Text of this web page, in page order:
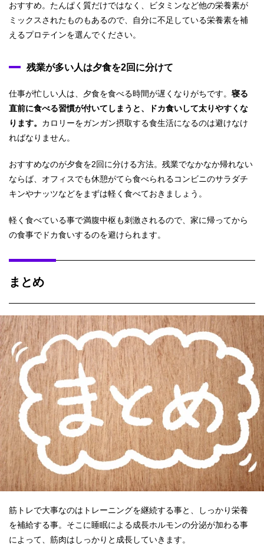
おすすめ。たんぱく質だけではなく、ビタミンなど他の栄養素が
ミックスされたものもあるので、自分に不足している栄養素を補
えるプロテインを選んでください。
残業が多い人は夕食を2回に分けて
仕事が忙しい人は、夕食を食べる時間が遅くなりがちです。 寝る
直前に食べる習慣が付いてしまうと、ドカ食いして太りやすくな
ります。 カロリーをガンガン摂取する食生活になるのは避けなけ
ればなりません。
おすすめなのが夕食を2回に分ける方法。残業でなかなか帰れない
ならば、オフィスでも休憩がてら食べられるコンビニのサラダチ
キンやナッツなどをまずは軽く食べておきましょう。
軽く食べている事で満腹中枢も刺激されるので、家に帰ってから
の食事でドカ食いするのを避けられます。
まとめ
筋トレで大事なのはトレーニングを継続する事と、しっかり栄養
を補給する事。そこに睡眠による成長ホルモンの分泌が加わる事
によって、筋肉はしっかりと成長していきます。